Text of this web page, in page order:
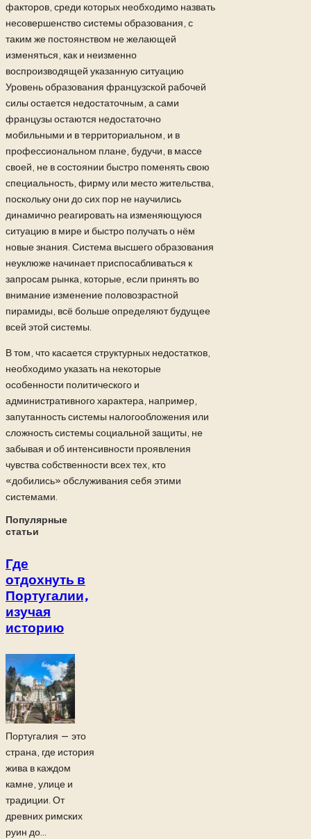
факторов, среди которых необходимо назвать
несовершенство системы образования, с
таким же постоянством не желающей
изменяться, как и неизменно
воспроизводящей указанную ситуацию
Уровень образования французской рабочей
силы остается недостаточным, а сами
французы остаются недостаточно
мобильными и в территориальном, и в
профессиональном плане, будучи, в массе
своей, не в состоянии быстро поменять свою
специальность, фирму или место жительства,
поскольку они до сих пор не научились
динамично реагировать на изменяющуюся
ситуацию в мире и быстро получать о нём
новые знания. Система высшего образования
неуклюже начинает приспосабливаться к
запросам рынка, которые, если принять во
внимание изменение половозрастной
пирамиды, всё больше определяют будущее
всей этой системы.
В том, что касается структурных недостатков,
необходимо указать на некоторые
особенности политического и
административного характера, например,
запутанность системы налогообложения или
сложность системы социальной защиты, не
забывая и об интенсивности проявления
чувства собственности всех тех, кто
«добились» обслуживания себя этими
системами.
Популярные
статьи
Где
отдохнуть в
Португалии,
изучая
историю
Португалия — это
страна, где история
жива в каждом
камне, улице и
традиции. От
древних римских
руин до...